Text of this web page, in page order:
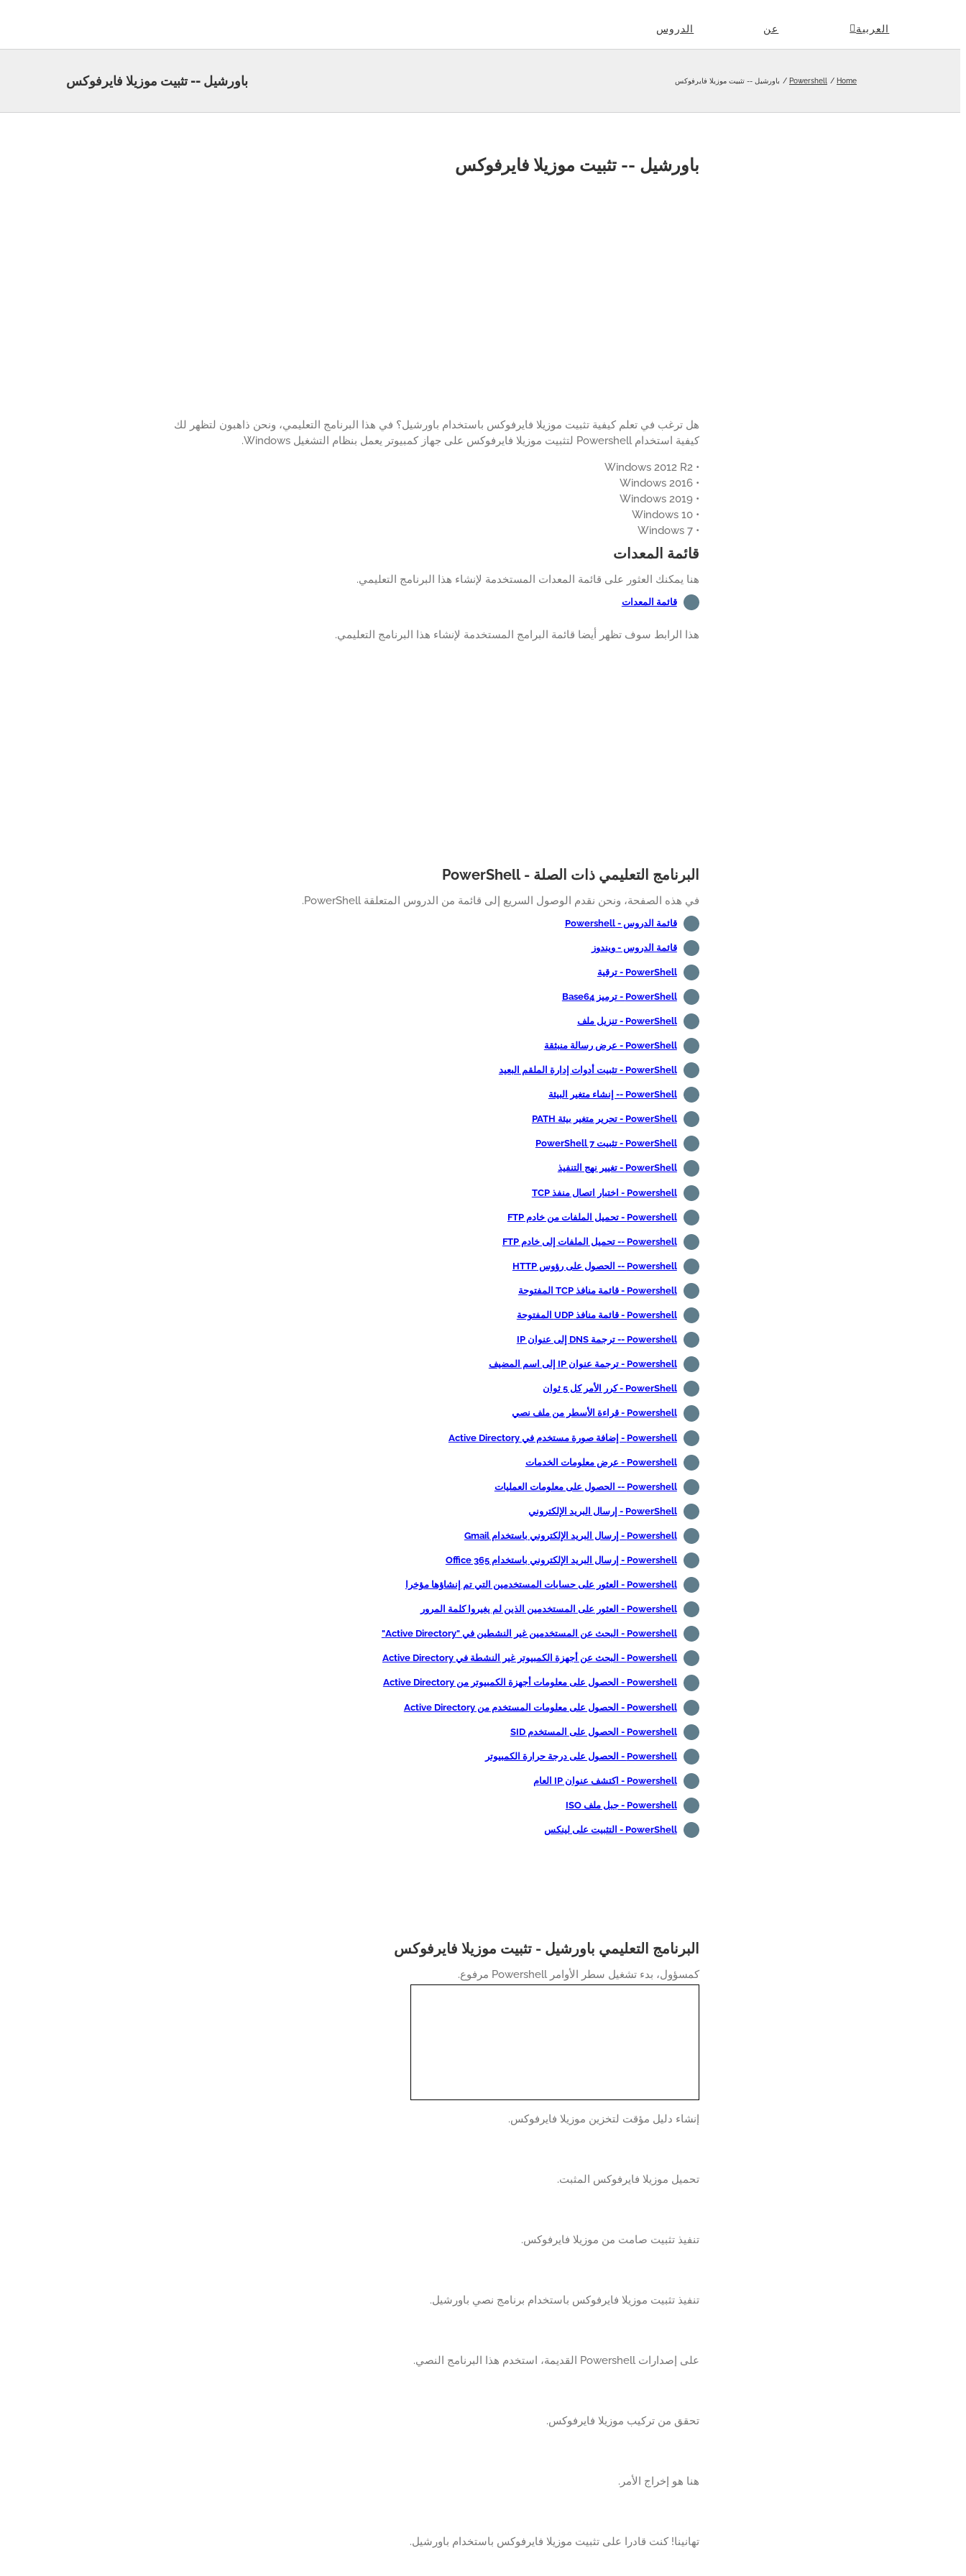
الدروس عن العربية
باورشيل -- تثبيت موزيلا فايرفوكس Home
Powershell باورشيل -- تثبيت موزيلا فايرفوكس
باورشيل -- تثبيت موزيلا فايرفوكس
هل ترغب في تعلم كيفية تثبيت موزيلا فايرفوكس باستخدام باورشيل؟ في هذا البرنامج التعليمي، ونحن ذاهبون لتظهر لك
كيفية استخدام Powershell لتثبيت موزيلا فايرفوكس على جهاز كمبيوتر يعمل بنظام التشغيل Windows.
• Windows 2012 R2
• Windows 2016
• Windows 2019
• Windows 10
• Windows 7
قائمة المعدات
هنا يمكنك العثور على قائمة المعدات المستخدمة لإنشاء هذا البرنامج التعليمي.
قائمة المعدات
هذا الرابط سوف تظهر أيضا قائمة البرامج المستخدمة لإنشاء هذا البرنامج التعليمي.
البرنامج التعليمي ذات الصلة - PowerShell
في هذه الصفحة، ونحن نقدم الوصول السريع إلى قائمة من الدروس المتعلقة PowerShell.
قائمة الدروس - Powershell
قائمة الدروس - ويندوز
PowerShell - ترقية
PowerShell - ترميز Base64
PowerShell - تنزيل ملف
PowerShell - عرض رسالة منبثقة
PowerShell - تثبيت أدوات إدارة الملقم البعيد
PowerShell -- إنشاء متغير البيئة
PowerShell - تحرير متغير بيئة PATH
PowerShell - تثبيت PowerShell 7
PowerShell - تغيير نهج التنفيذ
Powershell - اختبار اتصال منفذ TCP
Powershell - تحميل الملفات من خادم FTP
Powershell -- تحميل الملفات إلى خادم FTP
Powershell -- الحصول على رؤوس HTTP
Powershell - قائمة منافذ TCP المفتوحة
Powershell - قائمة منافذ UDP المفتوحة
Powershell -- ترجمة DNS إلى عنوان IP
Powershell - ترجمة عنوان IP إلى اسم المضيف
PowerShell - كرر الأمر كل 5 ثوان
Powershell - قراءة الأسطر من ملف نصي
Powershell - إضافة صورة مستخدم في Active Directory
Powershell - عرض معلومات الخدمات
Powershell -- الحصول على معلومات العمليات
PowerShell - إرسال البريد الإلكتروني
Powershell - إرسال البريد الإلكتروني باستخدام Gmail
Powershell - إرسال البريد الإلكتروني باستخدام Office 365
Powershell - العثور على حسابات المستخدمين التي تم إنشاؤها مؤخرا
Powershell - العثور على المستخدمين الذين لم يغيروا كلمة المرور
Powershell - البحث عن المستخدمين غير النشطين في "Active Directory"
Powershell - البحث عن أجهزة الكمبيوتر غير النشطة في Active Directory
Powershell - الحصول على معلومات أجهزة الكمبيوتر من Active Directory
Powershell - الحصول على معلومات المستخدم من Active Directory
Powershell - الحصول على المستخدم SID
Powershell - الحصول على درجة حرارة الكمبيوتر
Powershell - اكتشف عنوان IP العام
Powershell - جبل ملف ISO
PowerShell - التثبيت على لينكس
البرنامج التعليمي باورشيل - تثبيت موزيلا فايرفوكس
كمسؤول، بدء تشغيل سطر الأوامر Powershell مرفوع.
إنشاء دليل مؤقت لتخزين موزيلا فايرفوكس.
تحميل موزيلا فايرفوكس المثبت.
تنفيذ تثبيت صامت من موزيلا فايرفوكس.
تنفيذ تثبيت موزيلا فايرفوكس باستخدام برنامج نصي باورشيل.
على إصدارات Powershell القديمة، استخدم هذا البرنامج النصي.
تحقق من تركيب موزيلا فايرفوكس.
هنا هو إخراج الأمر.
تهانينا! كنت قادرا على تثبيت موزيلا فايرفوكس باستخدام باورشيل.